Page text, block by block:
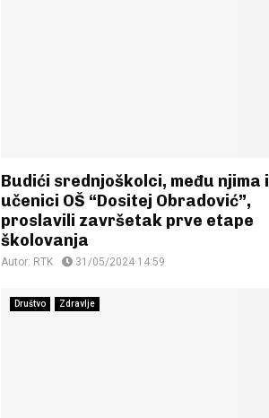
Budići srednjoškolci, među njima i
učenici OŠ “Dositej Obradović”,
proslavili završetak prve etape
školovanja
Autor: RTK 31/05/2024 14:59
Društvo Zdravlje